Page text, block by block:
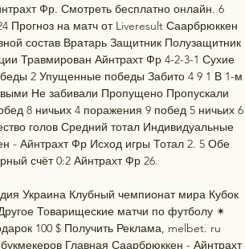
Фр. Смотреть бесплатно онлайн. 6
Прогноз на матч от Liveresult Саарбрюккен
состав Вратарь Защитник Полузащитник
Травмирован Айнтрахт Фр 4-2-3-1 Сухие
2 Упущенные победы Забито 4 9 1 В 1-м
Не забивали Пропущено Пропускали
8 ничьих 4 поражения 9 побед 5 ничьих 6
голов Средний тотал Индивидуальные
- Айнтрахт Фр Исход игры Тотал 2. 5 Обе
счёт 0:2 Айнтрахт Фр 26.
Украина Клубный чемпионат мира Кубок
Товарищеские матчи по футболу ✴
100 $ Получить Реклама, melbet. ru
Главная Саарбрюккен - Айнтрахт